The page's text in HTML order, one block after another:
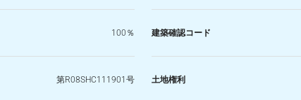
100％ 建築確認コード
第R08SHC111901号 土地権利